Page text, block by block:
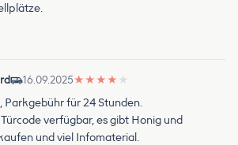
16.09.2025★ ★ ★ ★ ★
Parkgebühr für 24 Stunden.
verfügbar, es gibt Honig und
und viel Infomaterial.